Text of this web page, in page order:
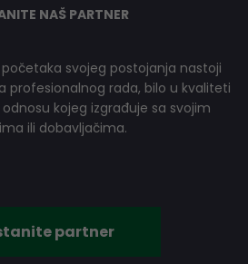
NAŠ PARTNER
početaka svojeg postojanja nastoji
profesionalnog rada, bilo u kvaliteti
kojeg izgrađuje sa svojim
ili dobavljačima.
partner